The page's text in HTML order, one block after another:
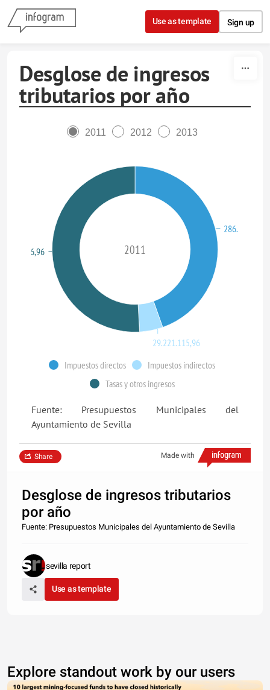
Skip to content
Use as template Sign up
Desglose de ingresos
tributarios por año
2011 2012 2013
2011
Impuestos directos
Impuestos indirectos
Tasas y otros ingresos
29.221.115,96
Fuente: Presupuestos Municipales del
Ayuntamiento de Sevilla
Made with
Share
Desglose de ingresos tributarios
por año
Fuente: Presupuestos Municipales del Ayuntamiento de Sevilla
sevilla report
Use as template
Explore standout work by our users